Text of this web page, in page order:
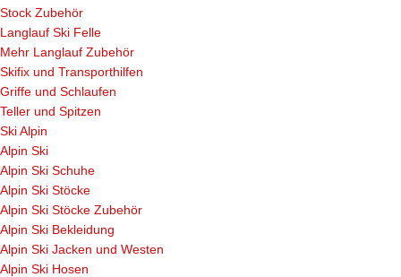
Stock Zubehör
Langlauf Ski Felle
Mehr Langlauf Zubehör
Skifix und Transporthilfen
Griffe und Schlaufen
Teller und Spitzen
Ski Alpin
Alpin Ski
Alpin Ski Schuhe
Alpin Ski Stöcke
Alpin Ski Stöcke Zubehör
Alpin Ski Bekleidung
Alpin Ski Jacken und Westen
Alpin Ski Hosen